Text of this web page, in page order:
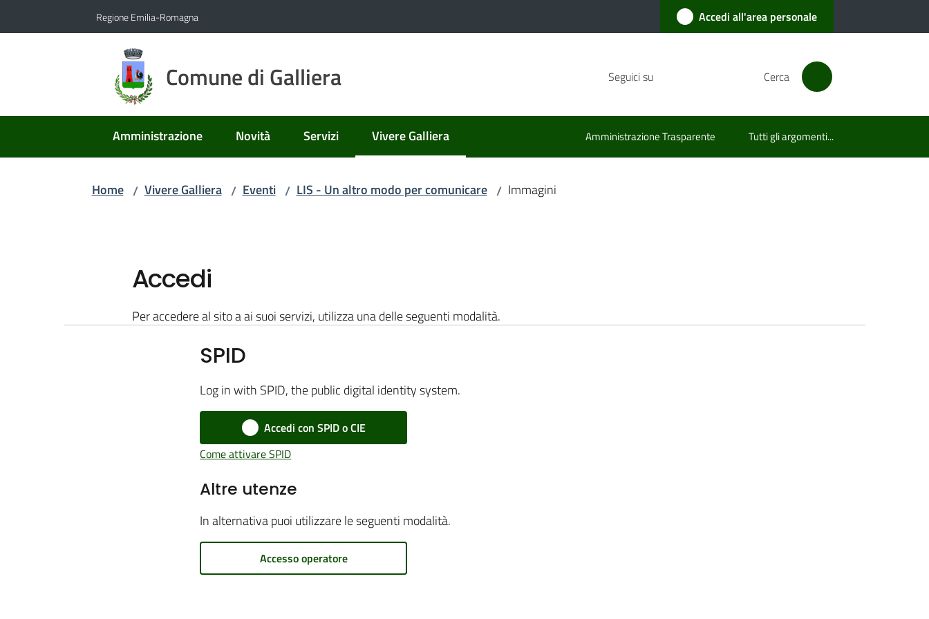
Regione Emilia-Romagna Accedi all'area personale
Comune di Galliera Seguici su Cerca
Amministrazione Novità Servizi Vivere Galliera
Menu selezionato Amministrazione Trasparente Tutti gli argomenti...
Home / Vivere Galliera / Eventi / LIS - Un altro modo per comunicare / Immagini
Accedi
Per accedere al sito a ai suoi servizi, utilizza una delle seguenti modalità.
SPID
Log in with SPID, the public digital identity system.
Accedi con SPID o CIE
Come attivare SPID
Altre utenze
In alternativa puoi utilizzare le seguenti modalità.
Accesso operatore